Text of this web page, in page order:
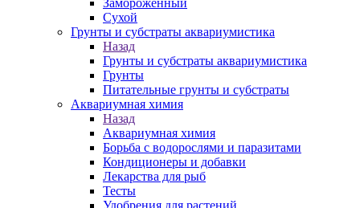
Замороженный
Сухой
Грунты и субстраты аквариумистика
Назад
Грунты и субстраты аквариумистика
Грунты
Питательные грунты и субстраты
Аквариумная химия
Назад
Аквариумная химия
Борьба с водорослями и паразитами
Кондиционеры и добавки
Лекарства для рыб
Тесты
Удобрения для растений